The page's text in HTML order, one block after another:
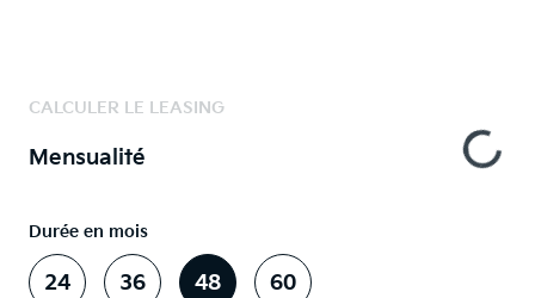
CALCULER LE LEASING
Mensualité
Durée en mois
24 36 48 60